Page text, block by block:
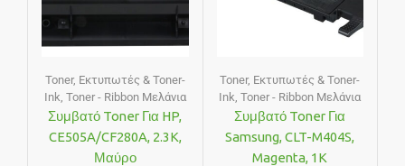
Toner, Εκτυπωτές & Toner-
Ink Toner - Ribbon Μελάνια
Συμβατό Toner Για HP,
CE505A/CF280A, 2.3K,
Μαύρο
Toner, Εκτυπωτές & Toner-
Ink ,Toner - Ribbon Μελάνια
Συμβατό Toner Για
Samsung, CLT-M404S,
Magenta, 1K